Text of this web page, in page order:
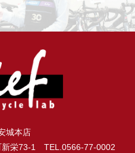
城本店
新栄73-1 TEL.0566-77-0002